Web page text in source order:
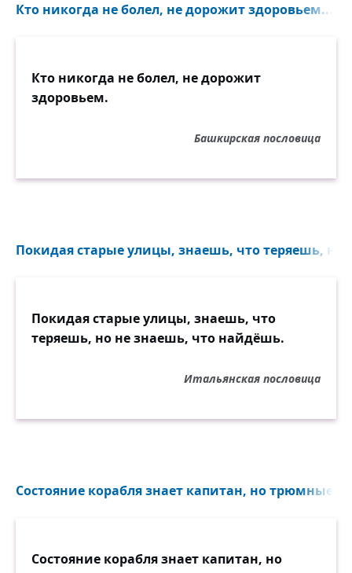
Кто никогда не болел, не дорожит здоровьем...
Кто никогда не болел, не дорожит
здоровьем.
Башкирская пословица
Покидая старые улицы, знаешь, что теряешь,
Покидая старые улицы, знаешь, что
теряешь, но не знаешь, что найдёшь.
Итальянская пословица
Состояние корабля знает капитан, но трюмные
Состояние корабля знает капитан, но